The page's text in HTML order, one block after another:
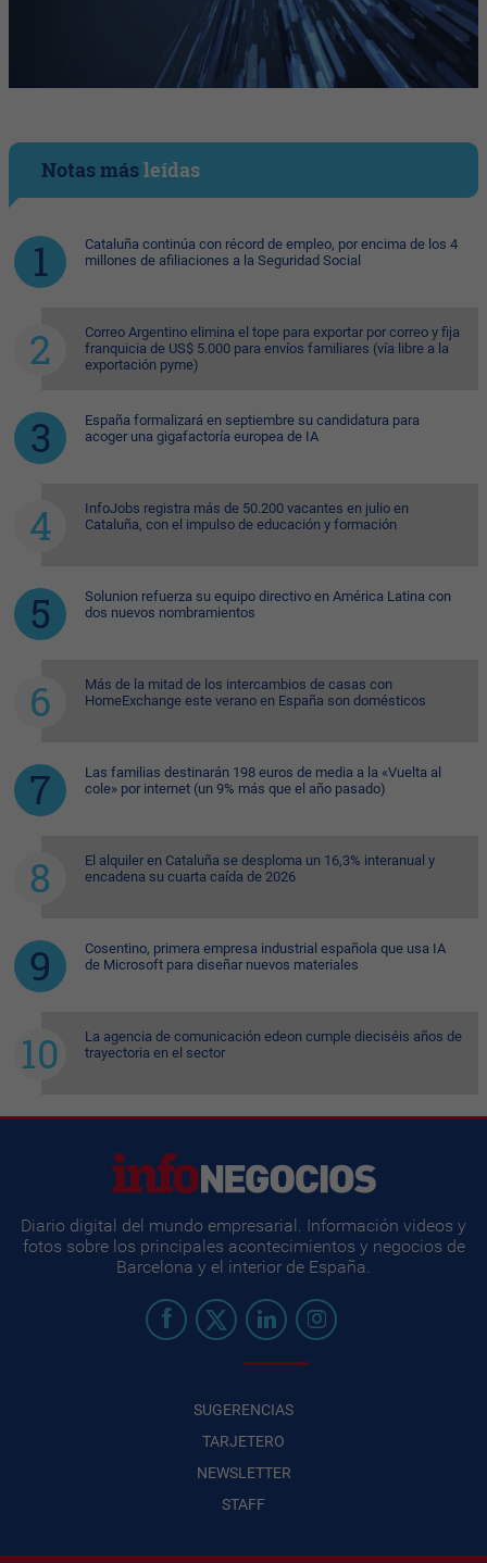
Notas másleídas
Cataluña continúa con récord de empleo, por encima de los 4
millones de afiliaciones a la Seguridad Social
Correo Argentino elimina el tope para exportar por correo y fija
franquicia de US$ 5.000 para envíos familiares (vía libre a la
exportación pyme)
España formalizará en septiembre su candidatura para
acoger una gigafactoría europea de IA
InfoJobs registra más de 50.200 vacantes en julio en
Cataluña, con el impulso de educación y formación
Solunion refuerza su equipo directivo en América Latina con
dos nuevos nombramientos
Más de la mitad de los intercambios de casas con
HomeExchange este verano en España son domésticos
Las familias destinarán 198 euros de media a la «Vuelta al
cole» por internet (un 9% más que el año pasado)
El alquiler en Cataluña se desploma un 16,3% interanual y
encadena su cuarta caída de 2026
Cosentino, primera empresa industrial española que usa IA
de Microsoft para diseñar nuevos materiales
La agencia de comunicación edeon cumple dieciséis años de
trayectoria en el sector
Diario digital del mundo empresarial. Información videos y
fotos sobre los principales acontecimientos y negocios de
Barcelona y el interior de España.
SUGERENCIAS
TARJETERO
NEWSLETTER
STAFF